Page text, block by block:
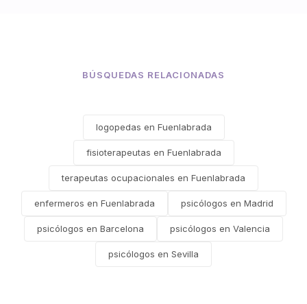
BÚSQUEDAS RELACIONADAS
logopedas en Fuenlabrada
fisioterapeutas en Fuenlabrada
terapeutas ocupacionales en Fuenlabrada
enfermeros en Fuenlabrada psicólogos en Madrid
psicólogos en Barcelona psicólogos en Valencia
psicólogos en Sevilla